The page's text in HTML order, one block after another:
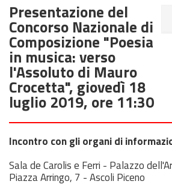
Presentazione del
Concorso Nazionale di
Composizione "Poesia
in musica: verso
l'Assoluto di Mauro
Crocetta", giovedì 18
luglio 2019, ore 11:30
Incontro con gli organi di
Sala de Carolis e Ferri - Palazzo
Piazza Arringo, 7 - Ascoli Piceno